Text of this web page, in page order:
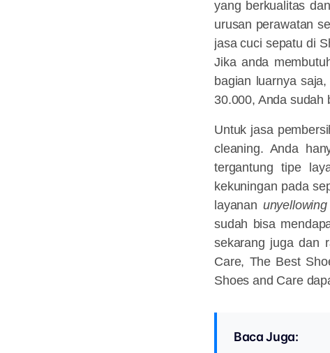
yang berkualitas
urusan perawatan
jasa cuci sepatu di
Jika anda
bagian luarnya
30.000, Anda sudah
Untuk jasa
cleaning. Anda
tergantung tipe
kekuningan pada
layanan unyellowing
sudah bisa
sekarang juga dan
Care, The Best
Shoes and Care
Baca Juga: